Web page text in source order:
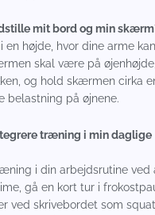
mit bord og min
højde, hvor dine arme
skal være på
og hold skærmen cirka
belastning på øjnene.
træning i min daglige
i din arbejdsrutine ved
gå en kort tur i
ved skrivebordet som